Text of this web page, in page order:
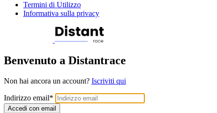
Termini di Utilizzo
Informativa sulla privacy
Benvenuto a Distantrace
Non hai ancora un account? Iscriviti qui
Indirizzo email*
Accedi con email